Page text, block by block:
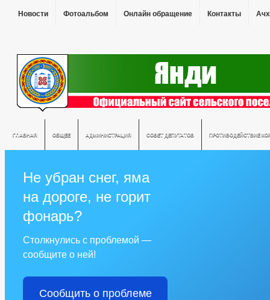
Новости Фотоальбом Онлайн обращение Контакты
ГЛАВНАЯ ОБЩЕЕ АДМИНИСТРАЦИЯ СОВЕТ ДЕПУТАТОВ ПРОТИВОДЕЙСТВИЕ
Не убран снег, яма
на дороге, не горит
фонарь?
Столкнулись с проблемой —
сообщите о ней!
Сообщить о проблеме